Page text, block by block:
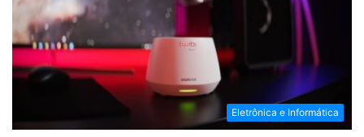
Eletrônica e Informática